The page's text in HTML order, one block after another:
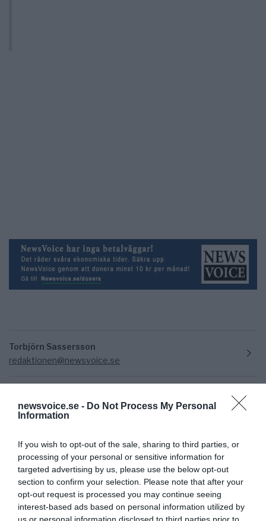
newsvoice.se - Do Not Process My Personal
Information
If you wish to opt-out of the sale, sharing to third parties, or
processing of your personal or sensitive information for
targeted advertising by us, please use the below opt-out
section to confirm your selection. Please note that after your
opt-out request is processed you may continue seeing
interest-based ads based on personal information utilized by
Torbjörn Sassersson
redaktionen@newsvoice.se
Ämnen: offentlighetsprincipen utlandsspioneri